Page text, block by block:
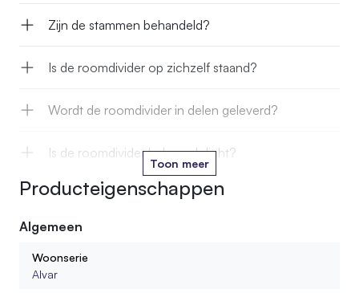
Zijn de stammen behandeld?
Is de roomdivider op zichzelf staand?
Wordt de roomdivider in delen geleverd?
Is de roomdivider helemaal dicht?
Wat is de ruimte tussen twee stammen?
Kan ik een roomdivider bestellen op maat gemaakt?
Toon meer
Producteigenschappen
Algemeen
Woonserie
Alvar